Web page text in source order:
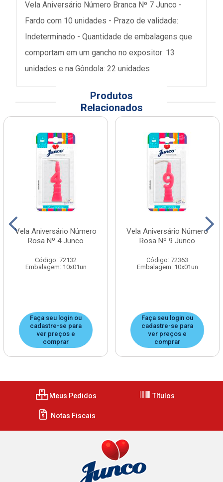
Vela Aniversário Número Branca Nº 7 Junco -
Fardo com 10 unidades - Prazo de validade:
Indeterminado - Quantidade de embalagens que
comportam em um gancho no expositor: 13
unidades e na Gôndola: 22 unidades
Produtos
Relacionados
Vela Aniversário Número
Rosa Nº 4 Junco
Código: 72132
Embalagem: 10x01un
Faça seu login ou
cadastre-se para
ver preços e
comprar
Vela Aniversário Número
Rosa Nº 9 Junco
Código: 72363
Embalagem: 10x01un
Faça seu login ou
cadastre-se para
ver preços e
comprar
Meus Pedidos Títulos
Notas Fiscais